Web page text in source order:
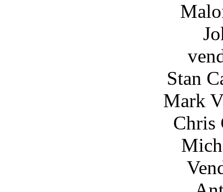
John
Stan Carp
Mark Vincent
Chris Camaj
Michael